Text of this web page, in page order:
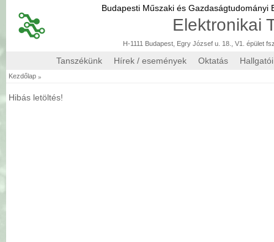
Budapesti Műszaki és Gazdaságtudományi
Elektronikai
H-1111 Budapest, Egry József u. 18., V1. épület
Tanszékünk Hírek / események Oktatás
Kezdőlap »
Hibás letöltés!